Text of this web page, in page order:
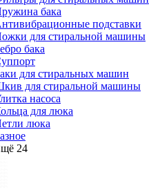
бака
подставки
для стиральной машины
бака
для стиральных машин
для стиральной машины
насоса
для люка
люка
24